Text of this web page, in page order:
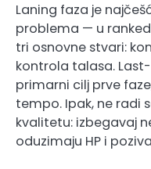
Laning faza je
problema — u
tri osnovne stvari:
kontrola talasa.
primarni cilj prve
tempo. Ipak, ne radi
kvalitetu: izbegavaj
oduzimaju HP i